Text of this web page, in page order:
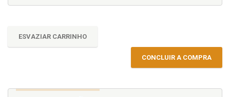
ESVAZIAR CARRINHO
CONCLUIR A COMPRA